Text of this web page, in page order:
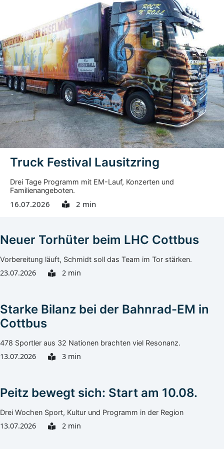
betont Dr. Uwe Lemmer, Astrophysiker am DZA und
ehemaliger Direktor des Planetariums Stuttgart.
Familienfest am Schweren Berg in Weißwasser Am
Mittwoch, 12.08.2026, 16:00 bis 21:30 Uhr , findet am
Turm am Schweren Berg in Weißwasser ein Familienfest
mit Wissens- und Erlebnismarkt statt. Veranstalter ist die
Station für Technik, Naturwissenschaften, Kunst –
Weißwasser e. V. Das DZA und weitere Partner gestalten
das Programm mit. Der Eintritt ist frei. Geplant sind
Beobachtungen der Sonnenfinsternis mit...
Truck Festival Lausitzring
Drei Tage Programm mit EM-Lauf, Konzerten und
Familienangeboten.
16.07.2026 2 min
Neuer Torhüter beim LHC Cottbus
Vorbereitung läuft, Schmidt soll das Team im Tor stärken.
23.07.2026 2 min
Starke Bilanz bei der Bahnrad-EM in
Cottbus
478 Sportler aus 32 Nationen brachten viel Resonanz.
13.07.2026 3 min
Peitz bewegt sich: Start am 10.08.
Drei Wochen Sport, Kultur und Programm in der Region
13.07.2026 2 min